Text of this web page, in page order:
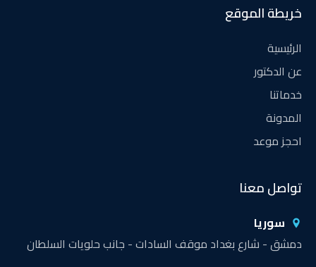
خريطة الموقع
الرئيسية
عن الدكتور
خدماتنا
المدونة
احجز موعد
تواصل معنا
سوريا
دمشق - شارع بغداد موقف السادات - جانب حلويات السلطان